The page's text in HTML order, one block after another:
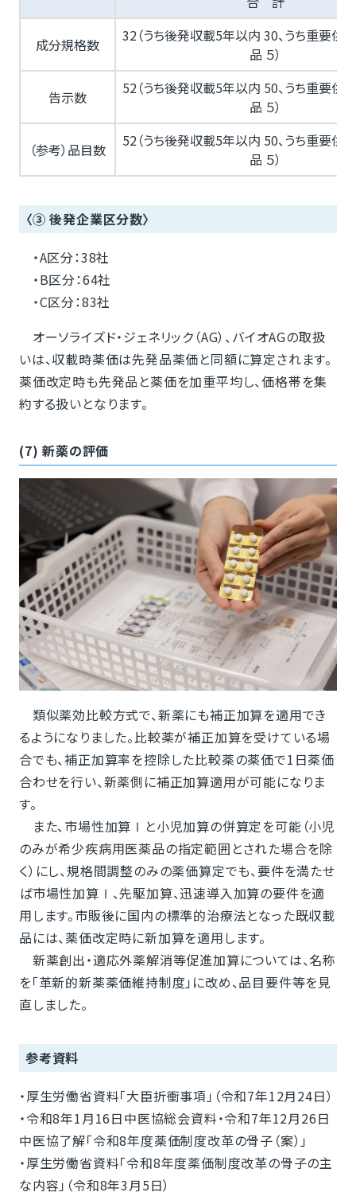
成分規格数
32（うち後発収載5年以内 30、うち重要供
品 ５）
告示数
52（うち後発収載5年以内 50、うち重要供
品 ５）
（参考）品目数
52（うち後発収載5年以内 50、うち重要供
品 ５）
〈③ 後発企業区分数〉
・A区分：38社
・B区分：64社
・C区分：83社
オーソライズド・ジェネリック（AG）、バイオAGの取扱
いは、収載時薬価は先発品薬価と同額に算定されます。
薬価改定時も先発品と薬価を加重平均し、価格帯を集
約する扱いとなります。
(7) 新薬の評価
類似薬効比較方式で、新薬にも補正加算を適用でき
るようになりました。比較薬が補正加算を受けている場
合でも、補正加算率を控除した比較薬の薬価で1日薬価
合わせを行い、新薬側に補正加算適用が可能になりま
す。
また、市場性加算Ⅰと小児加算の併算定を可能（小児
のみが希少疾病用医薬品の指定範囲とされた場合を除
く）にし、規格間調整のみの薬価算定でも、要件を満たせ
ば市場性加算Ⅰ、先駆加算、迅速導入加算の要件を適
用します。市販後に国内の標準的治療法となった既収載
品には、薬価改定時に新加算を適用します。
新薬創出・適応外薬解消等促進加算については、名称
を「革新的新薬薬価維持制度」に改め、品目要件等を見
直しました。
参考資料
・厚生労働省資料「大臣折衝事項」（令和7年12月24日）
・令和8年1月16日中医協総会資料・令和7年12月26日
中医協了解「令和8年度薬価制度改革の骨子（案）」
・厚生労働省資料「令和8年度薬価制度改革の骨子の主
な内容」（令和8年3月5日）